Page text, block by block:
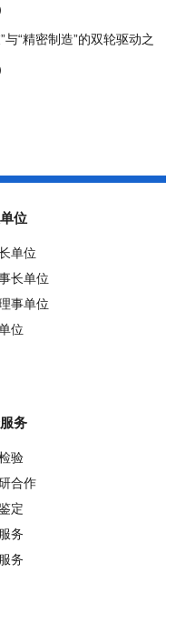
与“精密制造”的双轮驱动之
位
单位
长单位
事单位
位
务
验
合作
定
务
务